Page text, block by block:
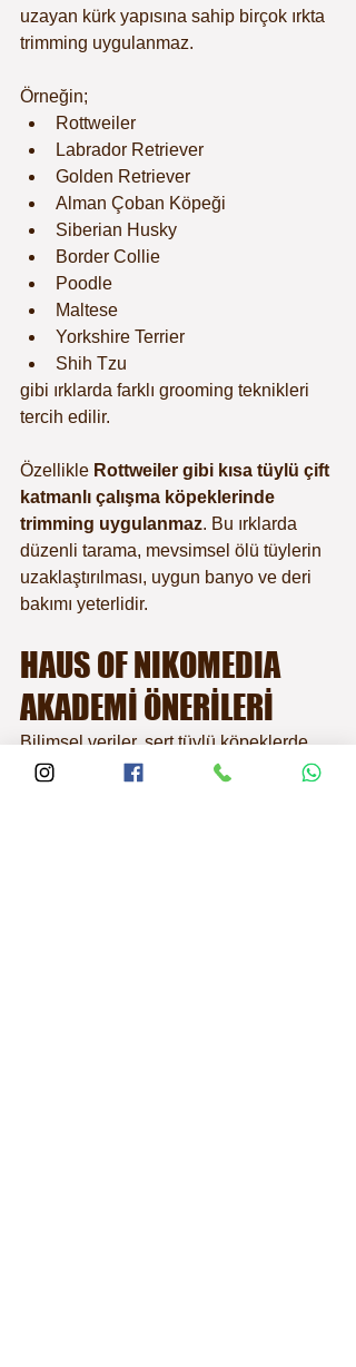
uzayan kürk yapısına sahip birçok ırkta
trimming uygulanmaz.
Örneğin;
Rottweiler
Labrador Retriever
Golden Retriever
Alman Çoban Köpeği
Siberian Husky
Border Collie
Poodle
Maltese
Yorkshire Terrier
Shih Tzu
gibi ırklarda farklı grooming teknikleri
tercih edilir.
Özellikle Rottweiler gibi kısa tüylü çift
katmanlı çalışma köpeklerinde
trimming uygulanmaz. Bu ırklarda
düzenli tarama, mevsimsel ölü tüylerin
uzaklaştırılması, uygun banyo ve deri
bakımı yeterlidir.
HAUS OF NIKOMEDIA
AKADEMİ ÖNERİLERİ
Bilimsel veriler, sert tüylü köpeklerde
doğal kürk yapısının korunabilmesi için